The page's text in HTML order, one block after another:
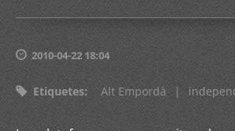
2010-04-22 18:04
Etiquetes: Alt Empordà |